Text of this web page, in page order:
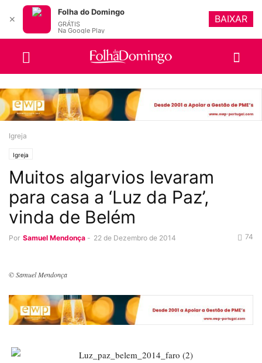
Igreja
Igreja
Muitos algarvios levaram
para casa a ‘Luz da Paz’,
vinda de Belém
Por Samuel Mendonça - 22 de Dezembro de 2014 74
© Samuel Mendonça
✕
Folha do Domingo
GRÁTIS
Na Google Play
BAIXAR